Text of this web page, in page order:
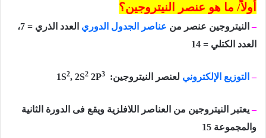
أولاً/ ما هو عنصر النيتروجين؟
–النيتروجين عنصر من عناصر الجدول الدوري العدد الذري = 7،
العدد الكتلي = 14
– التوزيع الإلكتروني لعنصر النيتروجين: 2P3
1S2, 2S2
–يعتبر النيتروجين من العناصر اللافلزية ويقع فى الدورة الثانية
والمجموعة 15